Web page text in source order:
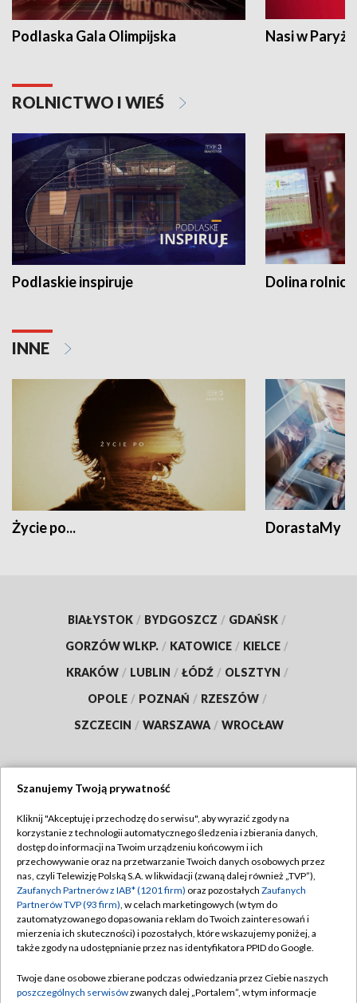
Podlaska Gala Olimpijska Nasi w Paryżu
ROLNICTWO I WIEŚ
Podlaskie inspiruje Dolina
INNE
Życie po... DorastaMy
BIAŁYSTOK / BYDGOSZCZ / GDAŃSK /
GORZÓW WLKP. / KATOWICE / KIELCE /
KRAKÓW / LUBLIN / ŁÓDŹ / OLSZTYN /
OPOLE / POZNAŃ / RZESZÓW /
SZCZECIN / WARSZAWA / WROCŁAW
TVP
Abonament TVP
Emisja w TVP
Centrum informacji TVP
Naziemna Telewizja Cyfrowa
Rada Programowa
Regulamin TVP
Polityka prywatności
Moje zgody
Pomoc
Kontakt
Szanujemy Twoją prywatność
Kliknij "Akceptuję i przechodzę do serwisu", aby wyrazić zgody na
korzystanie z technologii automatycznego śledzenia i zbierania danych,
dostęp do informacji na Twoim urządzeniu końcowym i ich
przechowywanie oraz na przetwarzanie Twoich danych osobowych przez
nas, czyli Telewizję Polską S.A. w likwidacji (zwaną dalej również „TVP”),
Zaufanych Partnerów z IAB* (1201 firm) oraz pozostałych Zaufanych
Partnerów TVP (93 firm), w celach marketingowych (w tym do
zautomatyzowanego dopasowania reklam do Twoich zainteresowań i
mierzenia ich skuteczności) i pozostałych, które wskazujemy poniżej, a
także zgody na udostępnianie przez nas identyfikatora PPID do Google.
Twoje dane osobowe zbierane podczas odwiedzania przez Ciebie naszych
poszczególnych serwisówzwanych dalej „Portalem”, w tym informacje